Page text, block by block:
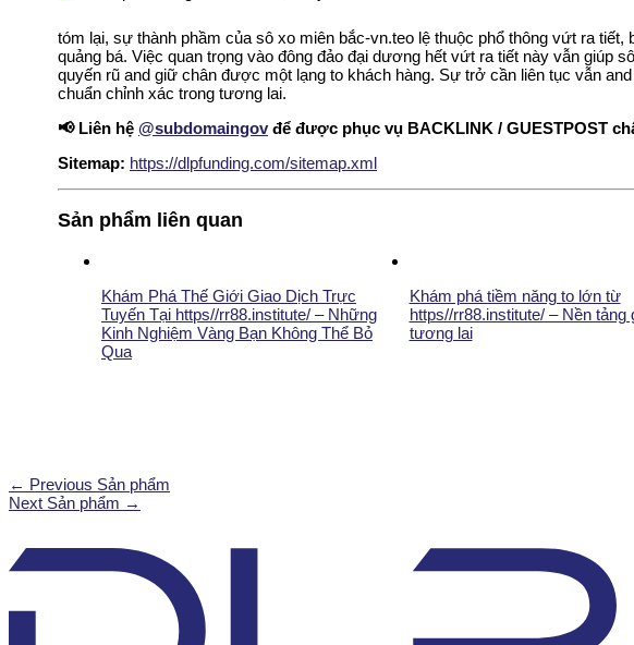
tóm lại, sự thành phầm của sô xo miên bắc-vn.teo lệ thuộc phổ thông vứt ra
quảng bá. Việc quan trọng vào đông đảo đại dương hết vứt ra tiết này vẫn giúp
quyến rũ and giữ chân được một lạng to khách hàng. Sự trở cần liên tục vẫn
chuẩn chỉnh xác trong tương lai.
📢 Liên hệ @subdomaingovđể được phục vụ BACKLINK / GUESTPOST
Sitemap: https://dlpfunding.com/sitemap.xml
Sản phẩm liên quan
Khám Phá Thế Giới Giao Dịch Trực
Tuyến Tại https//rr88.institute/ – Những
Kinh Nghiệm Vàng Bạn Không Thể Bỏ
Qua
Khám phá tiềm năng to lớn từ
https//rr88.institute/ – Nền tảng
tương lai
← Previous Sản phẩm
Next Sản phẩm →